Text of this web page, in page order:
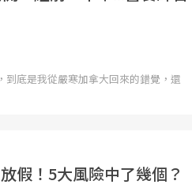
底是我從嚴寒加拿大回來的錯覺，還
假！5大風險中了幾個？